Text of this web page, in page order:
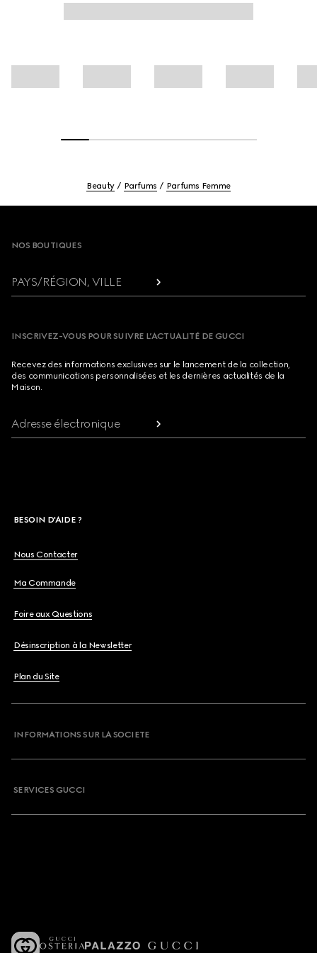
Beauty Parfums Parfums Femme
NOS BOUTIQUES
PAYS/RÉGION, VILLE
INSCRIVEZ-VOUS POUR SUIVRE L’ACTUALITÉ DE GUCCI
Recevez des informations exclusives sur le lancement de la collection,
des communications personnalisées et les dernières actualités de la
Maison.
Adresse électronique
BESOIN D'AIDE ?
Nous Contacter
Ma Commande
Foire aux Questions
Désinscription à la Newsletter
Plan du Site
INFORMATIONS SUR LA SOCIETE
SERVICES GUCCI